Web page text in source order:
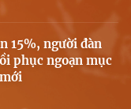
15%, người đàn
phục ngoạn mục